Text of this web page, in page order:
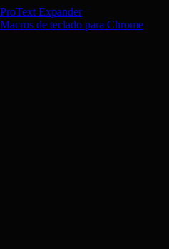
ProText Expander
Macros de teclado para Chrome